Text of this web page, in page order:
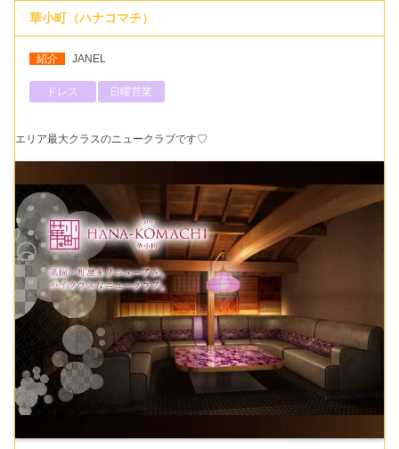
華小町（ハナコマチ）
紹介 JANEL
ドレス 日曜営業
エリア最大クラスのニュークラブです♡